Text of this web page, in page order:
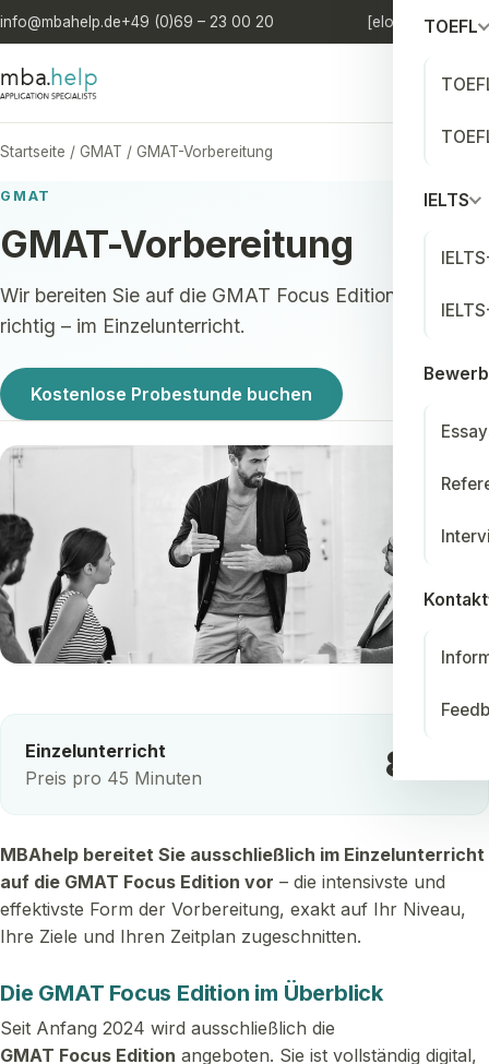
info@mbahelp.de+49 (0)69 – 23 00 20 [elo'quia.]DE/EN
TOEFL
IELTS
Kontakt
Startseite / GMAT / GMAT-Vorbereitung
GMAT
GMAT-Vorbereitung
Wir bereiten Sie auf die GMAT Focus Edition vor. Aber
richtig – im Einzelunterricht.
Kostenlose Probestunde buchen
Einzelunterricht
Preis pro 45 Minuten
80 €
MBAhelp bereitet Sie ausschließlich im Einzelunterricht
auf die GMAT Focus Edition vor – die intensivste und
effektivste Form der Vorbereitung, exakt auf Ihr Niveau,
Ihre Ziele und Ihren Zeitplan zugeschnitten.
Die GMAT Focus Edition im Überblick
Seit Anfang 2024 wird ausschließlich die
GMAT Focus Edition angeboten. Sie ist vollständig digital,